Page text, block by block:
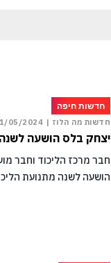
חדשות חיפה
חדשות מה הלוז | 05/2024
יצחק בלס הושעה
חבר מרכז הליכוד וחבר
הושעה לשנה מתנועת